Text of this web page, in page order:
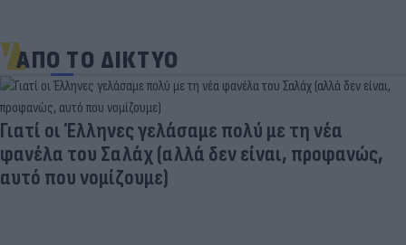
ΑΠΟ ΤΟ ΔΙΚΤΥΟ
Γιατί οι Έλληνες γελάσαμε πολύ με τη νέα
φανέλα του Σαλάχ (αλλά δεν είναι, προφανώς,
αυτό που νομίζουμε)